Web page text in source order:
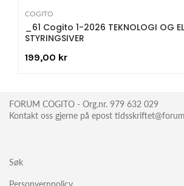
COGITO
_61 Cogito 1-2026 TEKNOLOGI OG
STYRINGSIVER
199,00 kr
FORUM COGITO - Org.nr. 979 632 029
Kontakt oss gjerne på epost
Søk
Personvernpolicy